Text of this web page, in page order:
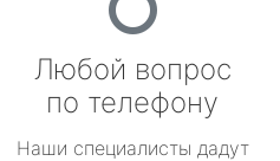
Любой вопрос
по телефону
Наши специалисты дадут